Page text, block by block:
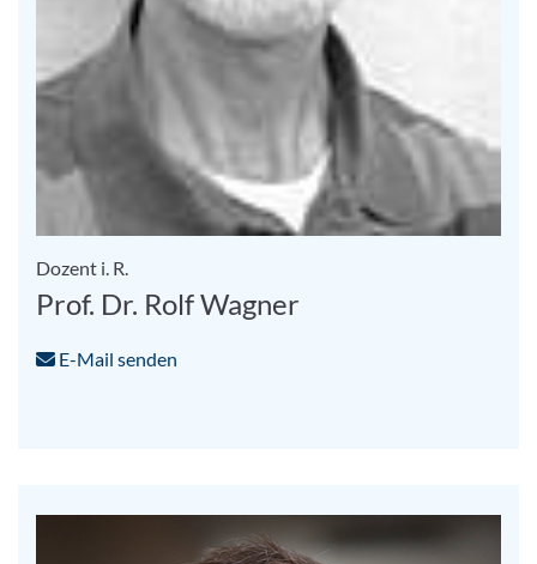
Dozent i. R.
Prof. Dr. Rolf Wagner
E-Mail senden